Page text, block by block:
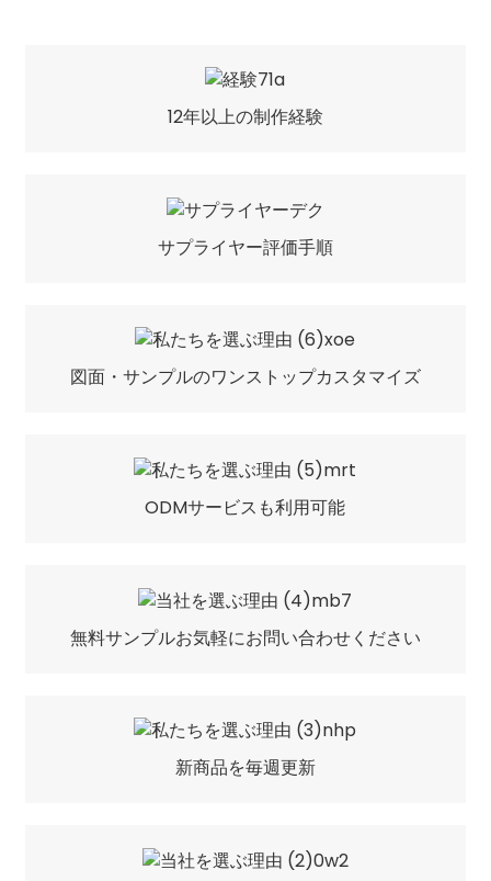
12年以上の制作経験
サプライヤー評価手順
図面・サンプルのワンストップカスタマイズ
ODMサービスも利用可能
無料サンプルお気軽にお問い合わせください
新商品を毎週更新